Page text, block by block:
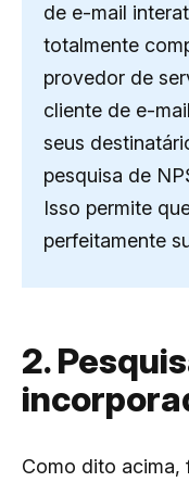
de e-mail
totalmente
provedor de
cliente de e-
seus
pesquisa de
Isso permite
perfeitamente
2.
Como dito acima,